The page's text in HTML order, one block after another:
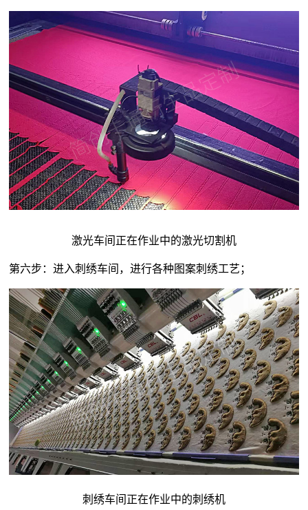
激光车间正在作业中的激光切割机
第六步：进入刺绣车间，进行各种图案刺绣工艺；
刺绣车间正在作业中的刺绣机